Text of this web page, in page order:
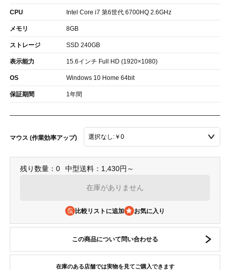
CPU Intel Core i7 第6世代 6700HQ 2.6GHz
メモリ 8GB
ストレージ SSD 240GB
表示能力 15.6インチ Full HD (1920×1080)
OS Windows 10 Home 64bit
保証期間 1年間
マウス (作業効率アップ)
残り数量：0 中型送料：1,430円～
在庫がありません
比較リストに追加
この商品について問い合わせる
在庫のある店舗では実物を見てご購入できます